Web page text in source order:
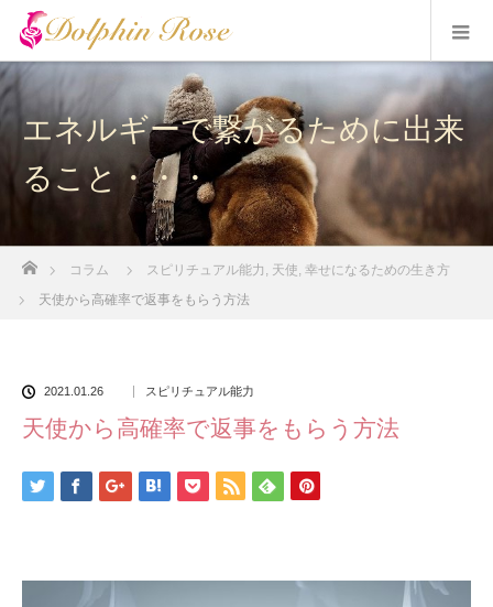
エネルギーで繋がるために出来
ること・・・
コラム スピリチュアル能力 天使 幸せになるための生き方
天使から高確率で返事をもらう方法
2021.01.26 スピリチュアル能力
天使から高確率で返事をもらう方法